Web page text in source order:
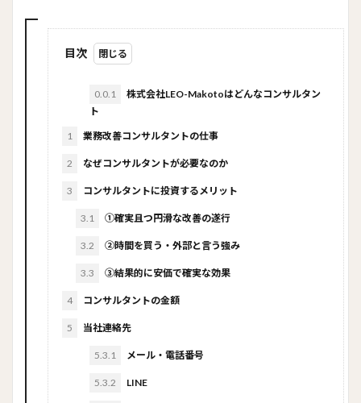
目次
0.0.1
株式会社LEO-Makotoはどんなコンサルタン
ト
1 業務改善コンサルタントの仕事
2 なぜコンサルタントが必要なのか
3 コンサルタントに投資するメリット
3.1 ①確実且つ円滑な改善の遂行
3.2 ②時間を買う・外部と言う強み
3.3 ③結果的に安価で確実な効果
4 コンサルタントの金額
5 当社連絡先
5.3.1 メール・電話番号
5.3.2 LINE